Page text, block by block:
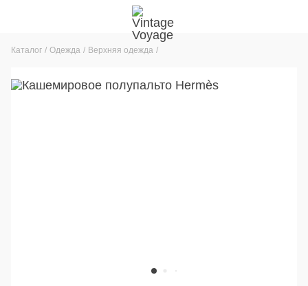
Каталог Одежда Верхняя одежда